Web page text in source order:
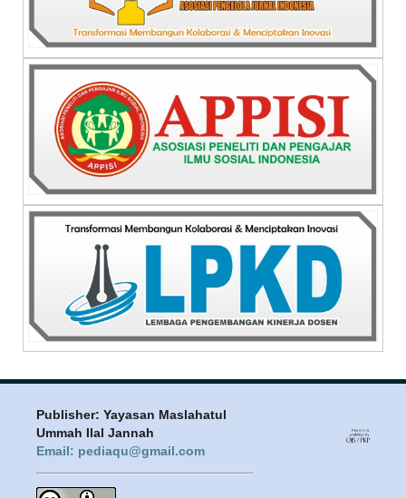
Publisher: Yayasan Maslahatul
Ummah Ilal Jannah
Email: pediaqu@gmail.com